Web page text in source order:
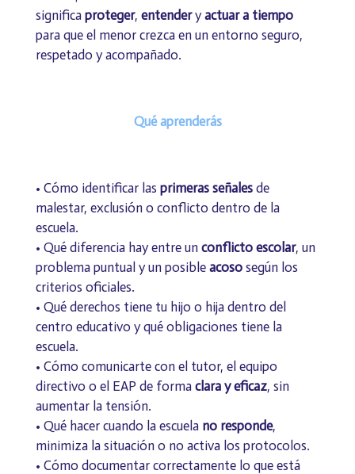
significa proteger, entenderyactuar a tiempo
para que el menor crezca en un entorno seguro,
respetado y acompañado.
Qué aprenderás
• Cómo identificar las primeras señalesde
malestar, exclusión o conflicto dentro de la
escuela.
• Qué diferencia hay entre un conflicto escolar, un
problema puntual y un posible acososegún los
criterios oficiales.
• Qué derechos tiene tu hijo o hija dentro del
centro educativo y qué obligaciones tiene la
escuela.
• Cómo comunicarte con el tutor, el equipo
directivo o el EAP de forma clara y eficaz, sin
aumentar la tensión.
• Qué hacer cuando la escuela no responde,
minimiza la situación o no activa los protocolos.
• Cómo documentar correctamente lo que está